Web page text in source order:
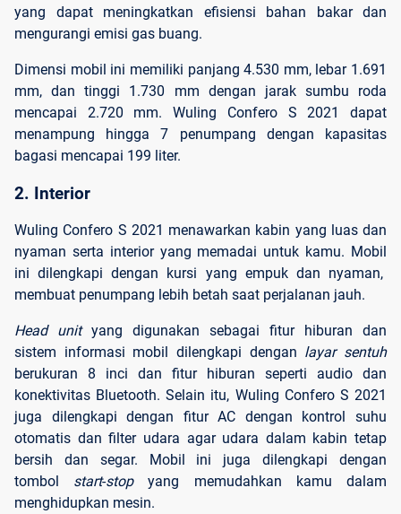
yang dapat meningkatkan efisiensi bahan bakar dan
mengurangi emisi gas buang.
Dimensi mobil ini memiliki panjang 4.530 mm, lebar 1.691
mm, dan tinggi 1.730 mm dengan jarak sumbu roda
mencapai 2.720 mm. Wuling Confero S 2021 dapat
menampung hingga 7 penumpang dengan kapasitas
bagasi mencapai 199 liter.
2. Interior
Wuling Confero S 2021 menawarkan kabin yang luas dan
nyaman serta interior yang memadai untuk kamu. Mobil
ini dilengkapi dengan kursi yang empuk dan nyaman,
membuat penumpang lebih betah saat perjalanan jauh.
Head unityang digunakan sebagai fitur hiburan dan
sistem informasi mobil dilengkapi dengan layar sentuh
berukuran 8 inci dan fitur hiburan seperti audio dan
konektivitas Bluetooth. Selain itu, Wuling Confero S 2021
juga dilengkapi dengan fitur AC dengan kontrol suhu
otomatis dan filter udara agar udara dalam kabin tetap
bersih dan segar. Mobil ini juga dilengkapi dengan
tombol start-stopyang memudahkan kamu dalam
menghidupkan mesin.